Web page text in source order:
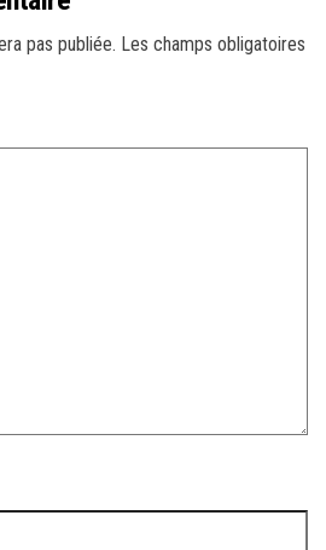
pas publiée. Les champs obligatoires